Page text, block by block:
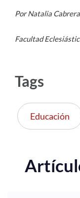
Por Natalia
Facultad
Tags
Educación